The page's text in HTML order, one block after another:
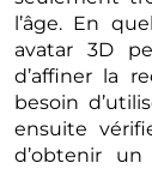
l’âge. En
avatar 3D
d’affiner la
besoin
ensuite
d’obtenir